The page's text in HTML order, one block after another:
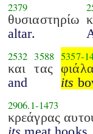
2379
θυσιαστηρίω
altar.
2532
και
and
3588
τας
5357-
its
2906.1-1473
κρεάγρας